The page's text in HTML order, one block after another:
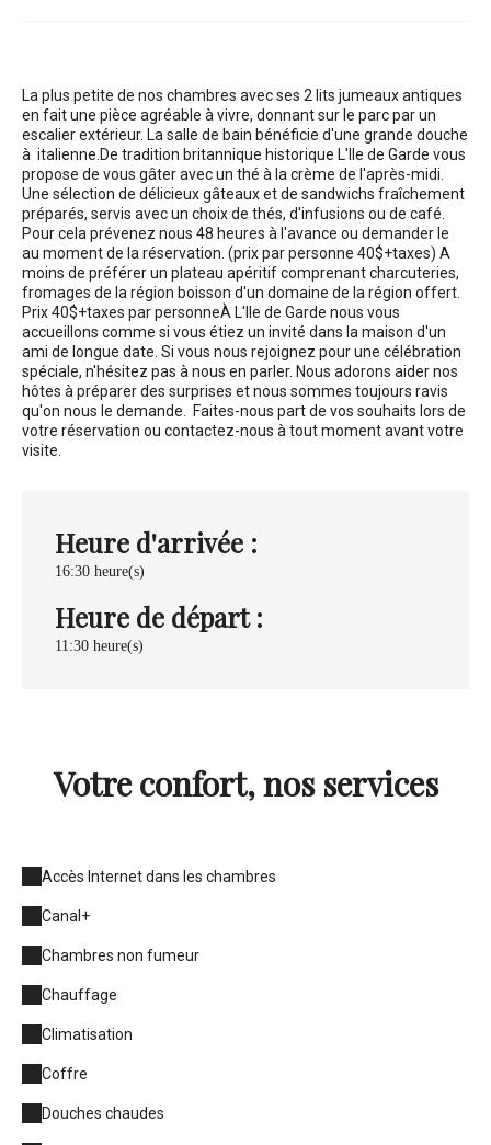
La plus petite de nos chambres avec ses 2 lits jumeaux antiques
en fait une pièce agréable à vivre, donnant sur le parc par un
escalier extérieur. La salle de bain bénéficie d'une grande douche
à italienne.De tradition britannique historique L'Ile de Garde vous
propose de vous gâter avec un thé à la crème de l'après-midi.
Une sélection de délicieux gâteaux et de sandwichs fraîchement
préparés, servis avec un choix de thés, d'infusions ou de café.
Pour cela prévenez nous 48 heures à l'avance ou demander le
au moment de la réservation. (prix par personne 40$+taxes) A
moins de préférer un plateau apéritif comprenant charcuteries,
fromages de la région boisson d'un domaine de la région offert.
Prix 40$+taxes par personneÀ L'Ile de Garde nous vous
accueillons comme si vous étiez un invité dans la maison d'un
ami de longue date. Si vous nous rejoignez pour une célébration
spéciale, n'hésitez pas à nous en parler. Nous adorons aider nos
hôtes à préparer des surprises et nous sommes toujours ravis
qu'on nous le demande. Faites-nous part de vos souhaits lors de
votre réservation ou contactez-nous à tout moment avant votre
visite.
Heure d'arrivée :
16:30 heure(s)
Heure de départ :
11:30 heure(s)
Votre confort, nos services
Accès Internet dans les chambres
Canal+
Chambres non fumeur
Chauffage
Climatisation
Coffre
Douches chaudes